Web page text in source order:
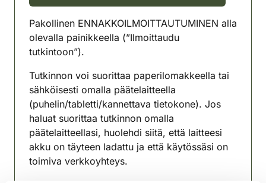
Pakollinen ENNAKKOILMOITTAUTUMINEN alla
olevalla painikkeella (”Ilmoittaudu
tutkintoon”).
Tutkinnon voi suorittaa paperilomakkeella tai
sähköisesti omalla päätelaitteella
(puhelin/tabletti/kannettava tietokone). Jos
haluat suorittaa tutkinnon omalla
päätelaitteellasi, huolehdi siitä, että laitteesi
akku on täyteen ladattu ja että käytössäsi on
toimiva verkkoyhteys.